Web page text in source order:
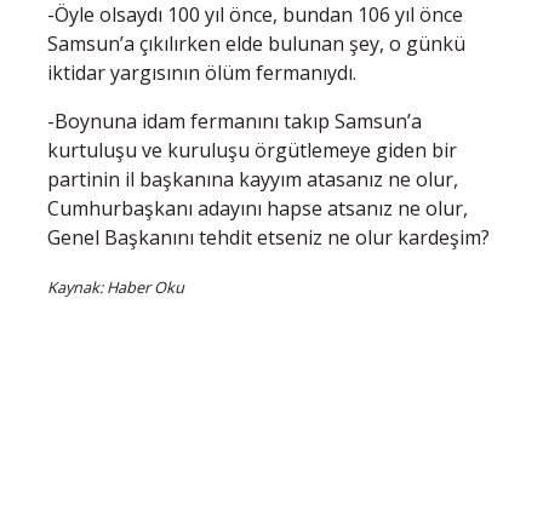
-Öyle olsaydı 100 yıl önce, bundan 106 yıl önce
Samsun’a çıkılırken elde bulunan şey, o günkü
iktidar yargısının ölüm fermanıydı.
-Boynuna idam fermanını takıp Samsun’a
kurtuluşu ve kuruluşu örgütlemeye giden bir
partinin il başkanına kayyım atasanız ne olur,
Cumhurbaşkanı adayını hapse atsanız ne olur,
Genel Başkanını tehdit etseniz ne olur kardeşim?
Kaynak: Haber Oku